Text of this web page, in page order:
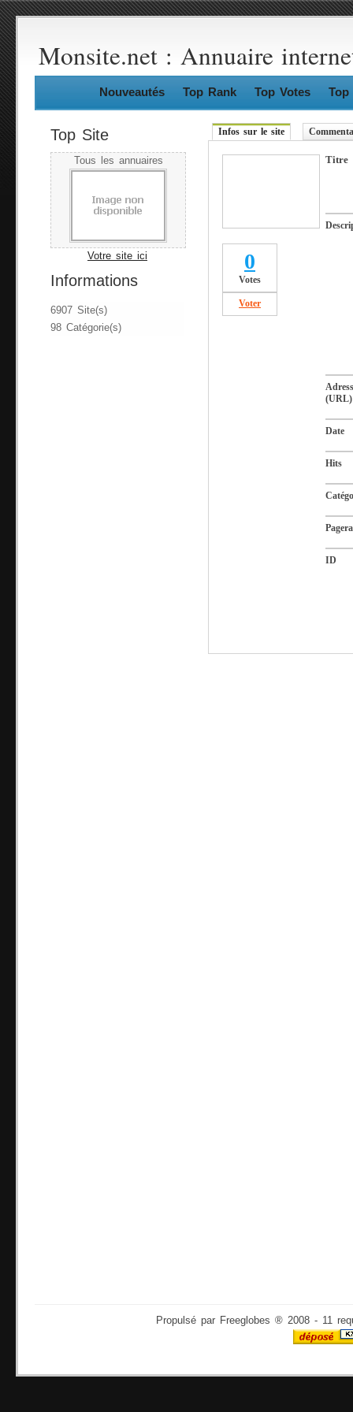
Monsite.net : Annuaire
Nouveautés Top Rank Top Votes Top
Top Site
Tous les annuaires
Votre site ici
Informations
6907 Site(s)
98 Catégorie(s)
Infos sur le site
0
Votes
Voter
Titre
Date
Hits
ID
Propulsé par Freeglobes ® 2008 - 11